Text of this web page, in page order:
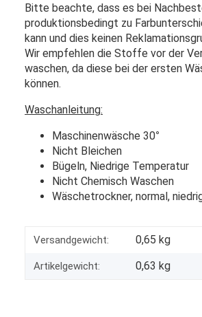
Bitte beachte, dass es bei
produktionsbedingt zu
kann und dies keinen
Wir empfehlen die Stoffe vor der
waschen, da diese bei der ersten
können.
Waschanleitung:
Maschinenwäsche 30°
Nicht Bleichen
Bügeln, Niedrige Temperatur
Nicht Chemisch Waschen
Wäschetrockner, normal,
Versandgewicht: 0,65 kg
Artikelgewicht: 0,63 kg